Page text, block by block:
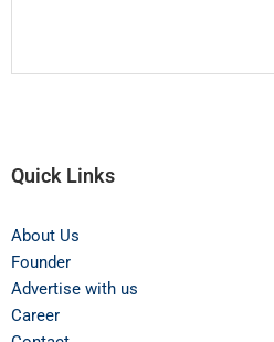
Quick Links
About Us
Founder
Advertise with us
Career